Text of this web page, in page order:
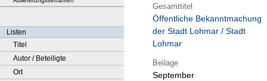
Listen
Titel
Autor / Beteiligte
Ort
Gesamttitel
Öffentliche Bekanntmachung
der Stadt Lohmar / Stadt
Lohmar
Beilage
September